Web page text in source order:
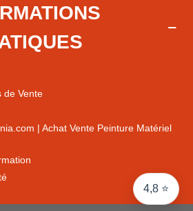
4,8 ⭐
Express, Chez vous, Point relais, Retrait magasin
de Vente
| Achat Vente Peinture Matériel